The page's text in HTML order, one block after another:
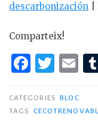
descarbonización
Comparteix!
F
c
e
T
it
te
E
ai
l
CATEGORIES BLOC
TAGS